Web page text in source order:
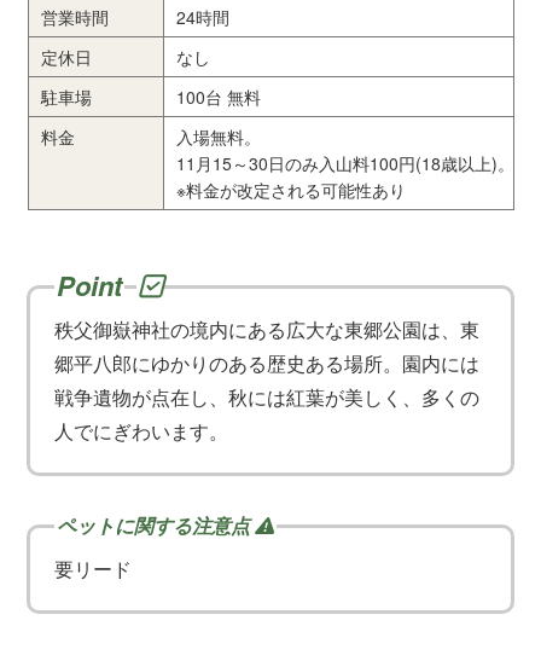
営業時間
24時間
定休日
なし
駐車場
100台 無料
料金
入場無料。
11月15～30日のみ入山料100円(18歳以上)。
※料金が改定される可能性あり
秩父御嶽神社の境内にある広大な東郷公園は、東
郷平八郎にゆかりのある歴史ある場所。園内には
戦争遺物が点在し、秋には紅葉が美しく、多くの
人でにぎわいます。
要リード